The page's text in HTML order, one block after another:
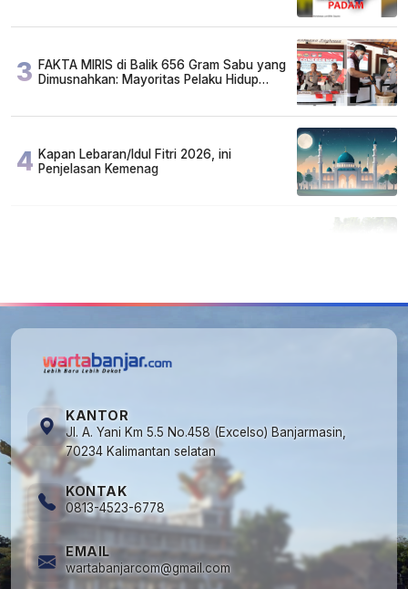
3 FAKTA MIRIS di Balik 656 Gram Sabu yang
Dimusnahkan: Mayoritas Pelaku Hidup
4 Kapan Lebaran/Idul Fitri 2026, ini
Penjelasan Kemenag
KANTOR
Jl. A. Yani Km 5.5 No.458 (Excelso) Banjarmasin,
70234 Kalimantan selatan
KONTAK
0813-4523-6778
EMAIL
wartabanjarcom@gmail.com